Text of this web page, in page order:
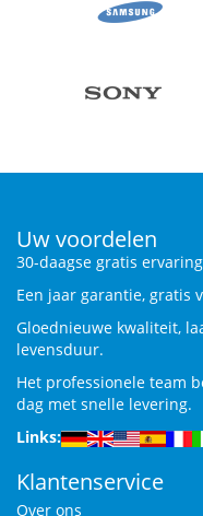
Uw voordelen
30-daagse gratis
Een jaar garantie, gratis
Gloednieuwe kwaliteit,
levensduur.
Het professionele team
dag met snelle levering.
Links:
Klantenservice
Over ons